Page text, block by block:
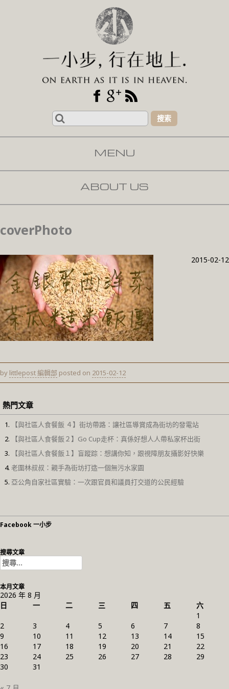
Search
for:
MENU
SKIP TO CONTENT
ABOUT US
coverPhoto
2015-02-12
by littlepost 編輯部 posted on 2015-02-12
熱門文章
【與社區人食餐飯 ４】街坊帶路：讓社區導賞成為街坊的發電站
【與社區人食餐飯２】Go Cup走杯：真係好想人人帶私家杯出街
【與社區人食餐飯１】盲蹤踪：想講你知，跟視障朋友攝影好快樂
老圍林叔叔：親手為街坊打造一個無污水家園
亞公角自家社區實驗：一次跟官員和議員打交道的公民經驗
Facebook 一小步
搜尋文章
搜
尋
關
鍵
字:
本月文章
2026 年 8 月
日
一 二 三 四 五
六
1
2
3 4 5 6 7
8
9
10 11 12 13 14
15
16
17 18 19 20 21
22
23
24 25 26 27 28
29
30
31